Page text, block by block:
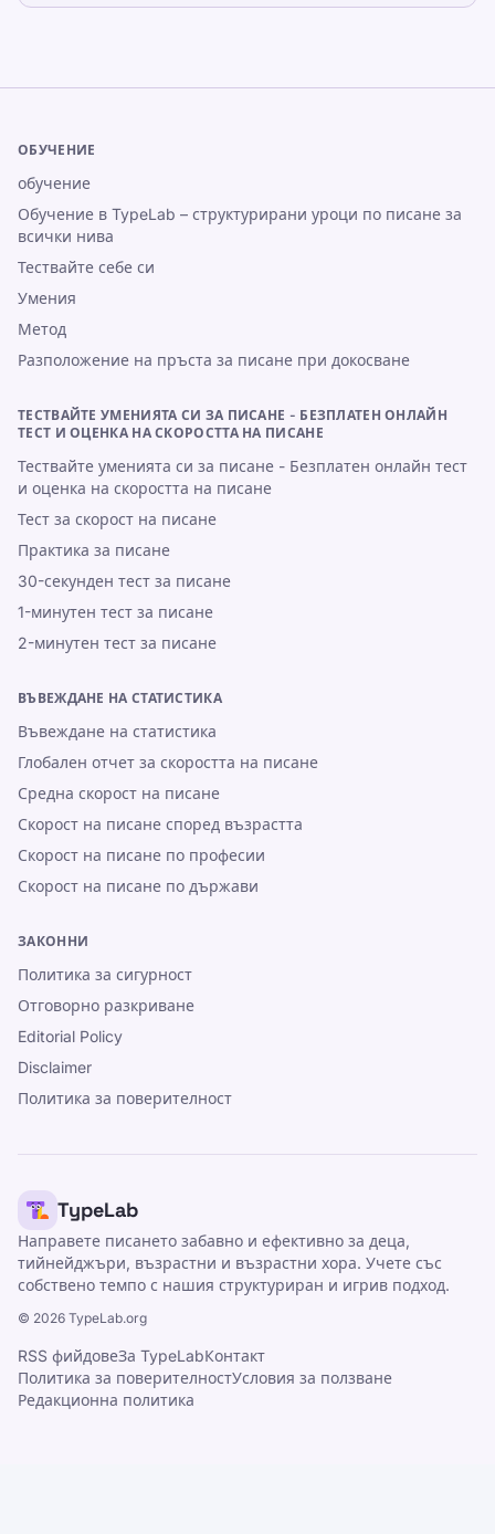
ОБУЧЕНИЕ
обучение
Обучение в TypeLab – структурирани уроци по писане за
всички нива
Тествайте себе си
Умения
Метод
Разположение на пръста за писане при докосване
ТЕСТВАЙТЕ УМЕНИЯТА СИ ЗА ПИСАНЕ - БЕЗПЛАТЕН ОНЛАЙН
ТЕСТ И ОЦЕНКА НА СКОРОСТТА НА ПИСАНЕ
Тествайте уменията си за писане - Безплатен онлайн тест
и оценка на скоростта на писане
Тест за скорост на писане
Практика за писане
30-секунден тест за писане
1-минутен тест за писане
2-минутен тест за писане
ВЪВЕЖДАНЕ НА СТАТИСТИКА
Въвеждане на статистика
Глобален отчет за скоростта на писане
Средна скорост на писане
Скорост на писане според възрастта
Скорост на писане по професии
Скорост на писане по държави
ЗАКОННИ
Политика за сигурност
Отговорно разкриване
Editorial Policy
Disclaimer
Политика за поверителност
TypeLab
Направете писането забавно и ефективно за деца,
тийнейджъри, възрастни и възрастни хора. Учете със
собствено темпо с нашия структуриран и игрив подход.
© 2026 TypeLab.org
RSS фийдовеЗа TypeLabКонтакт
Политика за поверителностУсловия за ползване
Редакционна политика